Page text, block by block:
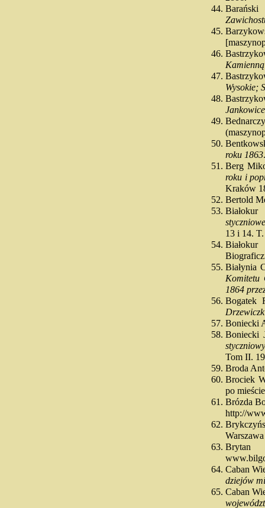
Barański
Wysokie;
roku 1863
Berg
roku i
Kraków
Bertold
13 i 14.
Białynia
Komitetu
1864
Bogatek
Boniecki
Boniecki
Tom II.
Broda
Brociek
po
Brózda
http://
Brytan
Caban
dziejów
Caban